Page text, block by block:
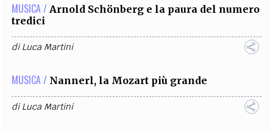
MUSICA / Arnold Schönberg e la paura del numero
tredici
diLuca Martini
MUSICA / Nannerl, la Mozart più grande
diLuca Martini